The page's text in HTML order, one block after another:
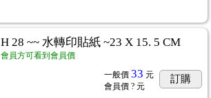
H 28 ~~ 水轉印貼紙 ~23 X 15. 5 CM
會員方可看到會員價
一般價 33 元
會員價 ? 元
訂購